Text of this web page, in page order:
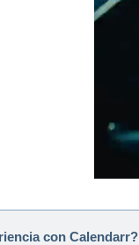
con Calendarr?